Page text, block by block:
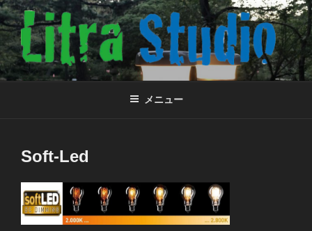
コ
ン
テ
ン
ツ
株式会社リトラスタジオ
小さな会社のウェブサイト
メニュー
Soft-Led